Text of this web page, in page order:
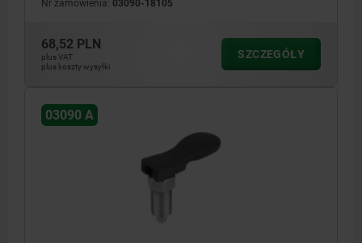
Nr zamówienia: 03090-18105
68,52 PLN
plus VAT
plus koszty wysyłki
SZCZEGÓŁY
03090 A